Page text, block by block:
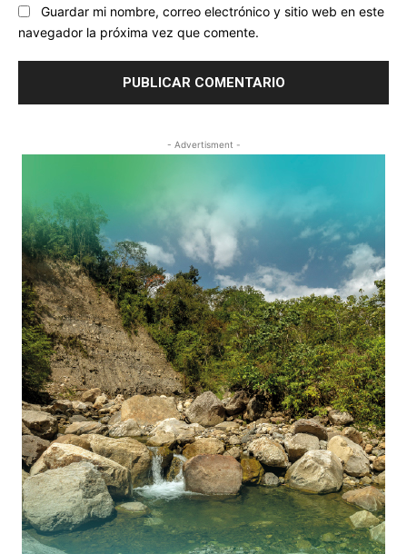
Guardar mi nombre, correo electrónico y sitio web en este
navegador la próxima vez que comente.
- Advertisment -